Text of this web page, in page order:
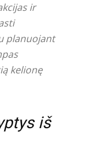
ir
planuojant
kelionę
iš